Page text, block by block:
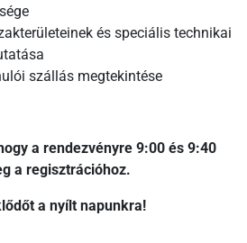
és speciális technikai
szállás megtekintése
a rendezvényre 9:00 és 9:40
a regisztrációhoz.
a nyílt napunkra!